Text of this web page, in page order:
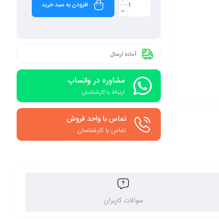
افزودن به سبد خرید
آماده ارسال
مشاوره در واتساپ
ارتباط با کارشناسان
تماس با واحد فروش
تماس با کارشناسان
سوالات کاربران